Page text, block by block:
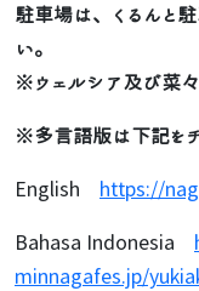
駐車場は、くるんと
い。
※ウェルシア及び菜
※多言語版は下記をチ
English https://
Bahasa Indonesia
minnagafes.jp/